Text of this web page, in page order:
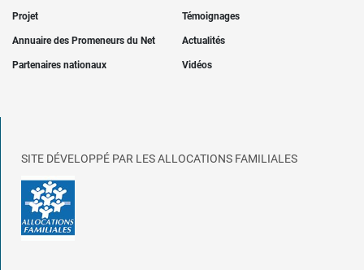
Projet Témoignages
Annuaire des Promeneurs du Net Actualités
Partenaires nationaux Vidéos
SITE DÉVELOPPÉ PAR LES ALLOCATIONS FAMILIALES